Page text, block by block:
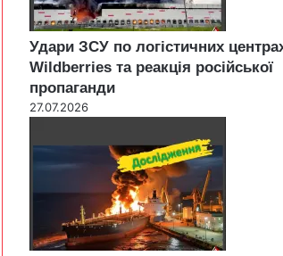
Удари ЗСУ по логістичних
Wildberries та реакція російської
пропаганди
27.07.2026